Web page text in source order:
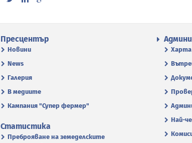
Пресцентър
Новини
News
Галерия
В медиите
Кампания "Супер фермер"
Харта
Най-
Статистика
Преброяване на земеделските